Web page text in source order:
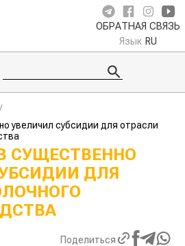
ОБРАТНАЯ СВЯЗЬ
Язык RU
увеличил субсидии для отрасли
СУЩЕСТВЕННО
ДЛЯ
Поделиться